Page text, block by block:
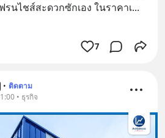
นไชส์สะดวกซักเอง ในราคาเ...
7
• ติดตาม
• ธุรกิจ